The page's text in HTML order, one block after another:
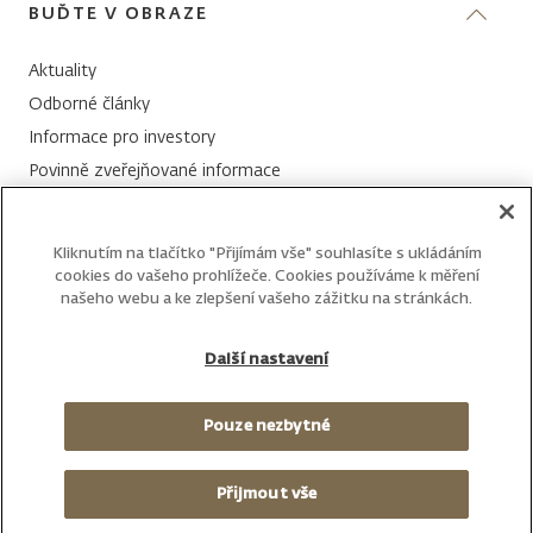
Historie kurzů CSV
J&T Banka
Středa 13:00 - 16:00
+420 800 149 172
info@jtis.cz
Všechny kontakty
BUĎTE V OBRAZE
Aktuality
Odborné články
Informace pro investory
Povinně zveřejňované informace
Váš email
OCHRANA SOUKROMÍ
COPYRIGHT 2026 J&T INVESTIČNÍ SPOLEČNOST, a.s.
Kliknutím na tlačítko "Přijímám vše" souhlasíte s ukládáním
cookies do vašeho prohlížeče. Cookies používáme k měření
našeho webu a ke zlepšení vašeho zážitku na stránkách.
Další nastavení
Pouze nezbytné
Přijmout vše